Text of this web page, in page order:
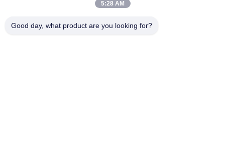
Ruian, Provinz Zhejiang - 325200 China
5:28 AM
Good day, what product are you looking for?